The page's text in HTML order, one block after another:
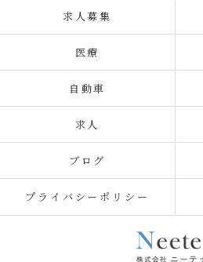
求人募集
医療
自動車
求人
ブログ
プライバシーポリシー